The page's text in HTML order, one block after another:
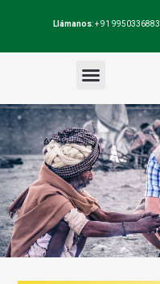
Llámanos: + 91 9950336883